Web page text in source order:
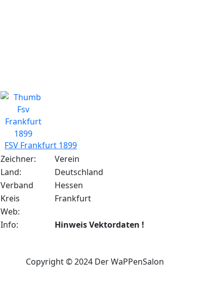
FSV Frankfurt 1899
Zeichner:
Verein
Land:
Deutschland
Verband
Hessen
Kreis
Frankfurt
Web:
Info:
Hinweis Vektordaten !
Copyright © 2024 Der WaPPenSalon